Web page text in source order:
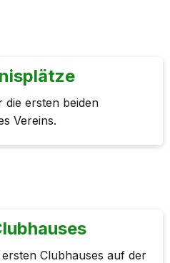
die ersten beiden
Vereins.
Clubhauses auf der